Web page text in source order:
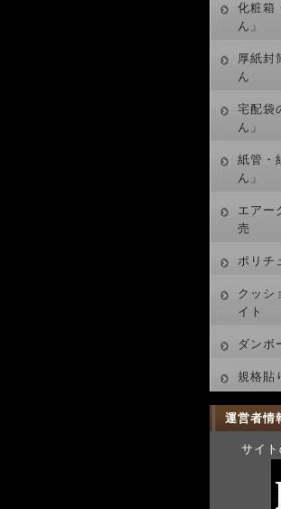
化粧箱
ん」
厚紙封
ん
宅配袋
ん」
紙管・
ん」
エアー
売
ポリチ
クッシ
イト
ダンボ
規格貼
運営者情
サイト